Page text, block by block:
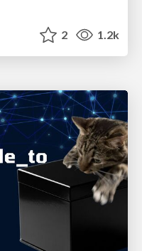
2 1.2k